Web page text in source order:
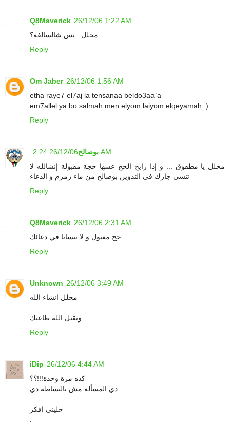
Q8Maverick 26/12/06 1:22 AM
محلل.. بس شالسالفة؟
Reply
Om Jaber 26/12/06 1:56 AM
etha raye7 el7aj la tensanaa beldo3aa`a
em7allel ya bo salmah men elyom laiyom elqeyamah :)
Reply
بوصالح 26/12/06 2:24 AM
محلل يا مطقوق ... و إذا رايح الحج عسها حجة مقبولة إنشالله لا
تنسى جارك في التدوين بوصالح من ماء زمزم و الدعاء
Reply
Q8Maverick 26/12/06 2:31 AM
حج مفبول و لا تنسانا في دعائك
Reply
Unknown 26/12/06 3:49 AM
محلل انشاء الله
وتقبل الله طاعتك
Reply
iDip 26/12/06 4:44 AM
كده مرة وحدة!!!؟؟
دي المسألة مش بالبساطة دي
خليني افكر